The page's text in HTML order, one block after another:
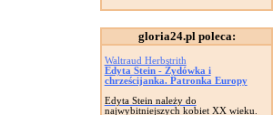
gloria24.pl poleca:
Waltraud Herbstrith
Edyta Stein - Żydówka i
chrześcijanka. Patronka Europy
Edyta Stein należy do
najwybitniejszych kobiet XX wieku.